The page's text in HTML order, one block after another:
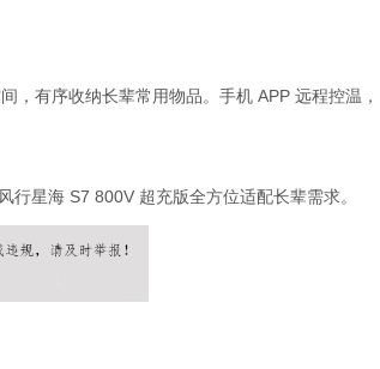
有序收纳长辈常用物品。手机 APP 远程控温，
星海 S7 800V 超充版全方位适配长辈需求。